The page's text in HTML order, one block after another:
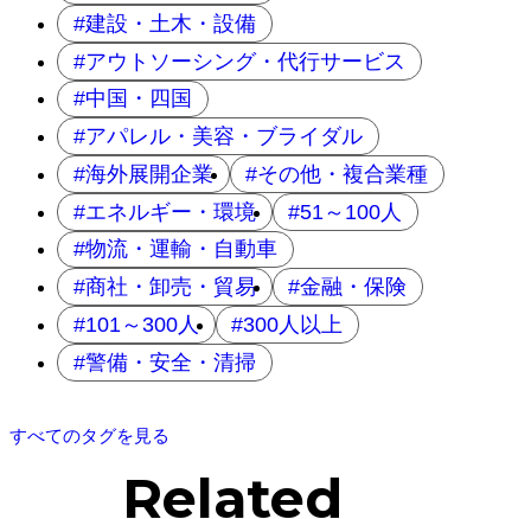
建設・土木・設備
アウトソーシング・代行サービス
中国・四国
アパレル・美容・ブライダル
海外展開企業
その他・複合業種
エネルギー・環境
51～100人
物流・運輸・自動車
商社・卸売・貿易
金融・保険
101～300人
300人以上
警備・安全・清掃
すべてのタグを見る
Related